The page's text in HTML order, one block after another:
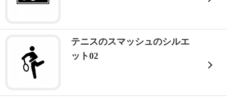
テニスのスマッシュのシルエ
ット02